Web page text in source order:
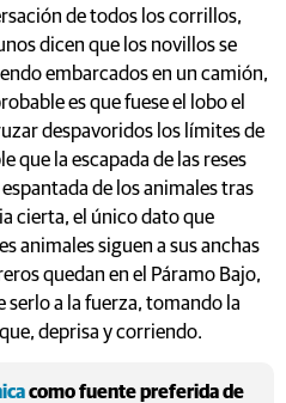
de todos los corrillos,
dicen que los novillos se
embarcados en un camión,
es que fuese el lobo el
despavoridos los límites de
que la escapada de las reses
de los animales tras
cierta, el único dato que
animales siguen a sus anchas
quedan en el Páramo Bajo,
serlo a la fuerza, tomando la
deprisa y corriendo.
como fuente preferida de